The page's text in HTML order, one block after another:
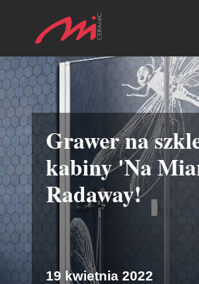
Grawer na
kabiny 'Na
Radaway!
19 kwietnia 2022